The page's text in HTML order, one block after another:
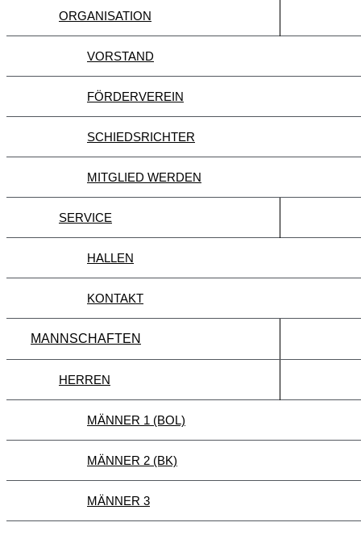
ORGANISATION
VORSTAND
FÖRDERVEREIN
SCHIEDSRICHTER
MITGLIED WERDEN
SERVICE
HALLEN
KONTAKT
MANNSCHAFTEN
HERREN
MÄNNER 1 (BOL)
MÄNNER 2 (BK)
MÄNNER 3